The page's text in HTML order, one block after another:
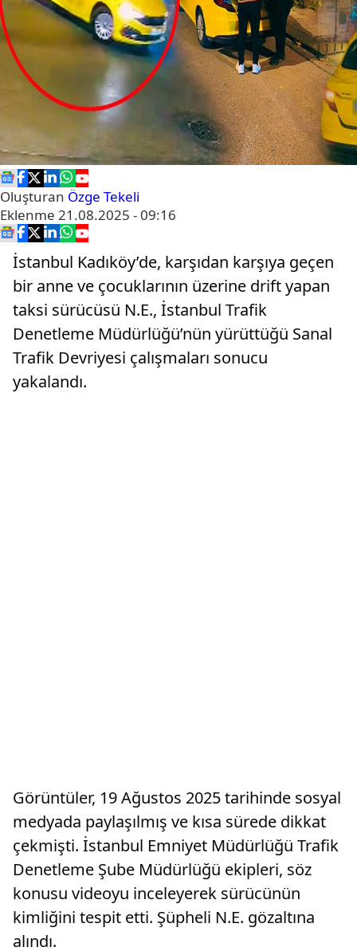
Oluşturan Özge Tekeli
Eklenme 21.08.2025 - 09:16
İstanbul Kadıköy’de, karşıdan karşıya geçen
bir anne ve çocuklarının üzerine drift yapan
taksi sürücüsü N.E., İstanbul Trafik
Denetleme Müdürlüğü’nün yürüttüğü Sanal
Trafik Devriyesi çalışmaları sonucu
yakalandı.
Görüntüler, 19 Ağustos 2025 tarihinde sosyal
medyada paylaşılmış ve kısa sürede dikkat
çekmişti. İstanbul Emniyet Müdürlüğü Trafik
Denetleme Şube Müdürlüğü ekipleri, söz
konusu videoyu inceleyerek sürücünün
kimliğini tespit etti. Şüpheli N.E. gözaltına
alındı.